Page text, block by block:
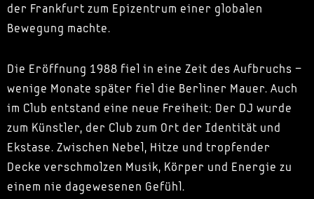
der Frankfurt zum Epizentrum einer globalen
Bewegung machte.
Die Eröffnung 1988 fiel in eine Zeit des Aufbruchs –
wenige Monate später fiel die Berliner Mauer. Auch
im Club entstand eine neue Freiheit: Der DJ wurde
zum Künstler, der Club zum Ort der Identität und
Ekstase. Zwischen Nebel, Hitze und tropfender
Decke verschmolzen Musik, Körper und Energie zu
einem nie dagewesenen Gefühl.